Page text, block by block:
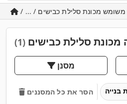
סלילת כבישים (1)
מסנן
הסר את כל המסננים